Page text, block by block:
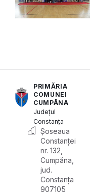
PRIMĂRIA
COMUNEI
CUMPĂNA
Județul
Constanța
Șoseaua
Constanței
nr. 132,
Cumpăna,
jud.
Constanța
907105